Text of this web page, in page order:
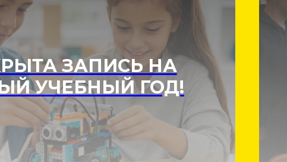
ЗАПИСЬ НА
УЧЕБНЫЙ ГОД!
ПОДРОБНЕЕ